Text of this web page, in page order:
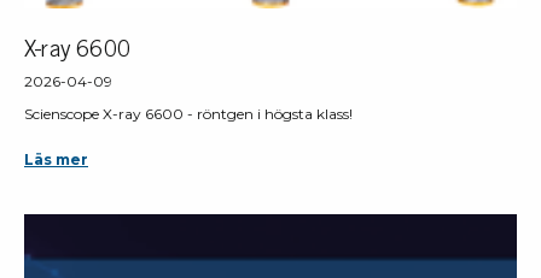
X-ray 6600
2026-04-09
Scienscope X-ray 6600 - röntgen i högsta klass!
Läs mer